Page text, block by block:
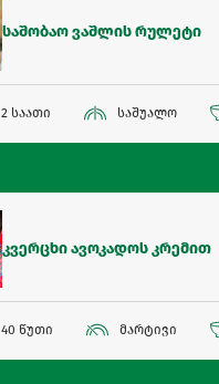
საშობაო ვაშლის რულეტი
2 საათი საშუალო
კვერცხი ავოკადოს კრემით
40 წუთი მარტივი